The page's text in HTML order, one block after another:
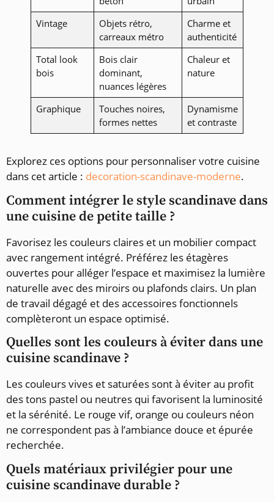
Vintage
Objets rétro,
carreaux métro
Charme et
authenticité
Total look
bois
Bois clair
dominant,
nuances légères
Chaleur et
nature
Graphique
Touches noires,
formes nettes
Dynamisme
et contraste
Explorez ces options pour personnaliser votre cuisine
dans cet article : decoration-scandinave-moderne.
Comment intégrer le style scandinave dans
une cuisine de petite taille ?
Favorisez les couleurs claires et un mobilier compact
avec rangement intégré. Préférez les étagères
ouvertes pour alléger l’espace et maximisez la lumière
naturelle avec des miroirs ou plafonds clairs. Un plan
de travail dégagé et des accessoires fonctionnels
complèteront un espace optimisé.
Quelles sont les couleurs à éviter dans une
cuisine scandinave ?
Les couleurs vives et saturées sont à éviter au profit
des tons pastel ou neutres qui favorisent la luminosité
et la sérénité. Le rouge vif, orange ou couleurs néon
ne correspondent pas à l’ambiance douce et épurée
recherchée.
Quels matériaux privilégier pour une
cuisine scandinave durable ?